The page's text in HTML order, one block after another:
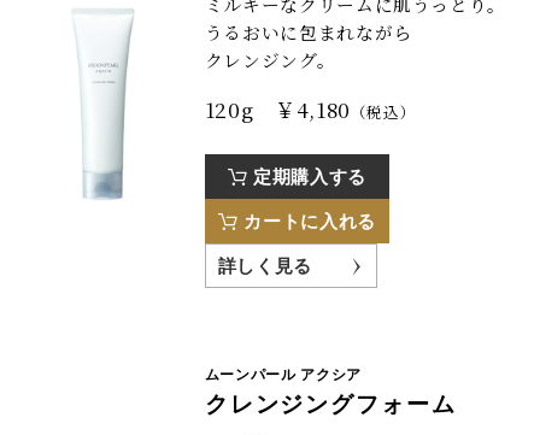
うるおいに包まれながら
クレンジング。
120g ￥4,180 （税込）
定期購入する
カートに入れる
詳しく見る
ムーンパール アクシア
クレンジングフォーム